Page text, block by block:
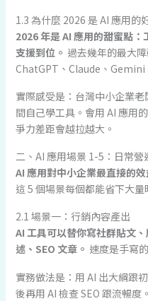
1.3 為什麼 2026 是 AI 應用的
2026 年是 AI 應用的甜蜜點
支援到位。 過去幾年的最大
ChatGPT、Claude、Gemini
實際感受是：台灣中小企業
間自己學工具。會用 AI 應用
爭力差距會越拉越大。
二、AI 應用場景 1-5：日常營
AI 應用對中小企業最直接的
這 5 個場景每個都能省下大
2.1 場景一：行銷內容產出
AI 工具可以替你寫社群貼文
述、SEO 文章。 速度是手寫
實務做法是：用 AI 出大綱跟
後再用 AI 檢查 SEO 跟流暢